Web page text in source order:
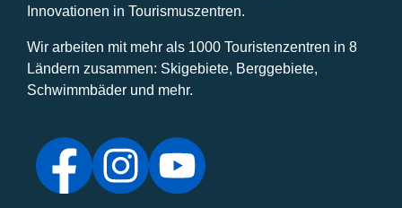
Innovationen in Tourismuszentren.
Wir arbeiten mit mehr als 1000 Touristenzentren in 8
Ländern zusammen: Skigebiete, Berggebiete,
Schwimmbäder und mehr.